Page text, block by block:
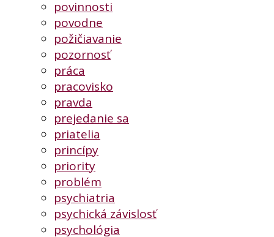
povinnosti
povodne
požičiavanie
pozornosť
práca
pracovisko
pravda
prejedanie sa
priatelia
princípy
priority
problém
psychiatria
psychická závislosť
psychológia